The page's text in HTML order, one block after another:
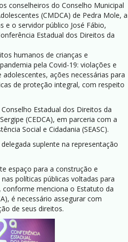
conselheiros do Conselho Municipal
(CMDCA) de Pedra Mole, a
e o servidor público José Fábio,
Estadual dos Direitos da
humanos de crianças e
pela Covid-19: violações e
adolescentes, ações necessárias para
de proteção integral, com respeito
Estadual dos Direitos da
(CEDCA), em parceria com a
Social e Cidadania (SEASC).
suplente na representação
espaço para a construção e
políticas públicas voltadas para
conforme menciona o Estatuto da
é necessário assegurar com
de seus direitos.